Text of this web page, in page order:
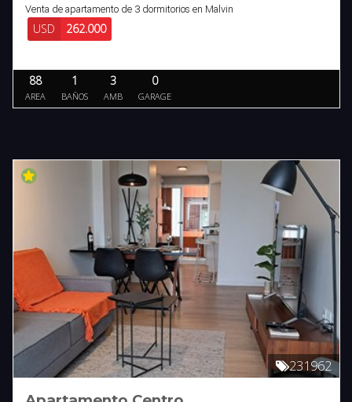
Venta de apartamento de 3 dormitorios en Malvin
USD 262.000
88
AREA
1
BAÑOS
3
AMB
0
GARAGE
231962